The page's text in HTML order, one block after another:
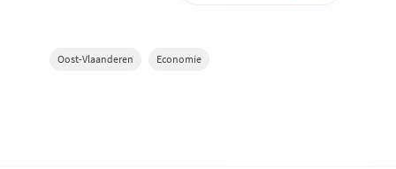
Oost-Vlaanderen Economie